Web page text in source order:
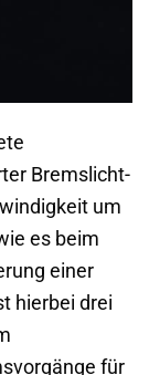
Bremslicht-
um
es beim
einer
hierbei drei
für